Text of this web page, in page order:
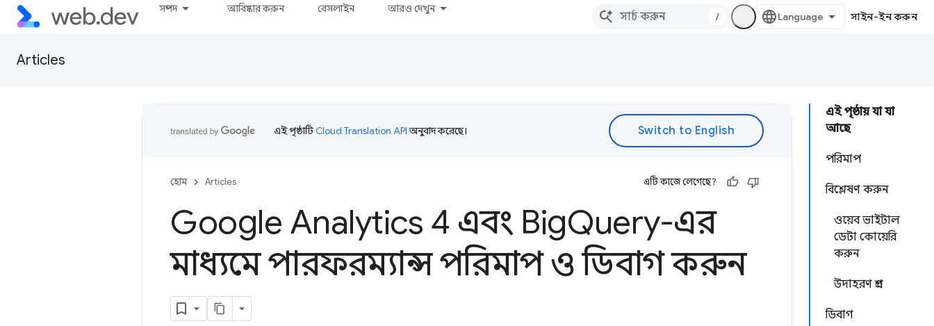
সম্পদ আবিষ্কার করুন বেসলাইন আরও দেখুন
/ সাইন-ইন করুন
Articles
এই পৃষ্ঠায় যা যা
আছে
পরিমাপ
বিশ্লেষণ করুন
ওয়েব ভাইটাল
ডেটা কোয়েরি
করুন
উদাহরণ প্রশ্ন
ডিবাগ
এই পৃষ্ঠাটিCloud Translation APIঅনুবাদ করেছে।
হোম Articles এটি কাজে লেগেছে?
Google Analytics 4 এবং BigQuery-এর
মাধ্যমে পারফরম্যান্স পরিমাপ ও ডিবাগ করুন